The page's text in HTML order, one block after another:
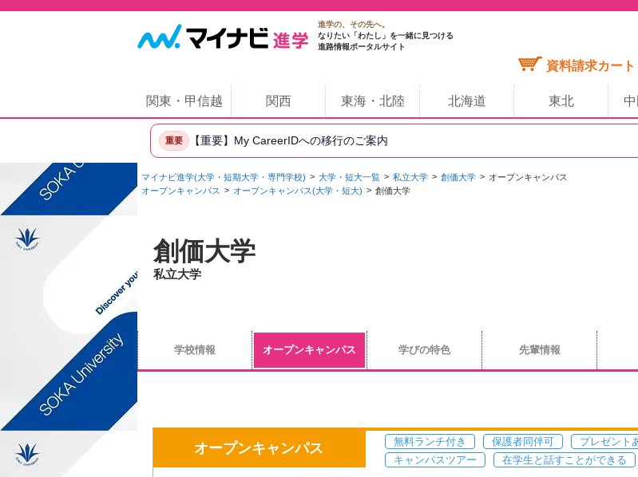
進学の、その先へ。
なりたい「わたし」を一緒に見つける
進路情報ポータルサイト
資料請求カート
関東・甲信越 関西 東海・北陸 北海道 東北
重要 【重要】My CareerIDへの移行のご案内
マイナビ進学(大学・短期大学・専門学校) 大学・短大一覧 私立大学 創価大学
オープンキャンパス
オープンキャンパス
オープンキャンパス(大学・短大) 創価大学
創価大学
私立大学
学校情報 オープンキャンパス 学びの特色 先輩情報
オープンキャンパス 無料ランチ付き 保護者同伴可 プレゼント
キャンパスツアー
在学生と話すことができる